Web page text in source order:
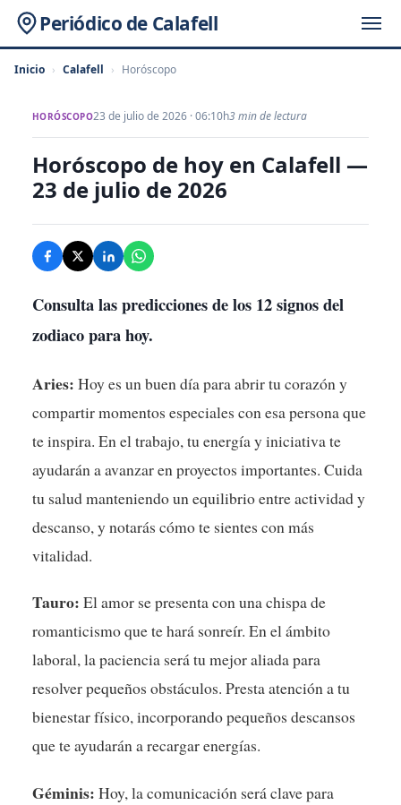
Periódico de Calafell
Inicio › Calafell › Horóscopo
HORÓSCOPO23 de julio de 2026 · 06:10h3 min de lectura
Horóscopo de hoy en Calafell —
23 de julio de 2026
Consulta las predicciones de los 12 signos del
zodiaco para hoy.
Aries: Hoy es un buen día para abrir tu corazón y
compartir momentos especiales con esa persona que
te inspira. En el trabajo, tu energía y iniciativa te
ayudarán a avanzar en proyectos importantes. Cuida
tu salud manteniendo un equilibrio entre actividad y
descanso, y notarás cómo te sientes con más
vitalidad.
Tauro: El amor se presenta con una chispa de
romanticismo que te hará sonreír. En el ámbito
laboral, la paciencia será tu mejor aliada para
resolver pequeños obstáculos. Presta atención a tu
bienestar físico, incorporando pequeños descansos
que te ayudarán a recargar energías.
Géminis: Hoy, la comunicación será clave para